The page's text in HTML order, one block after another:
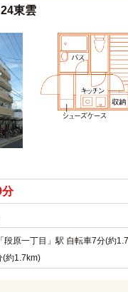
東雲
分
段原一丁目」駅 自転車7分(約
(約1.7km)